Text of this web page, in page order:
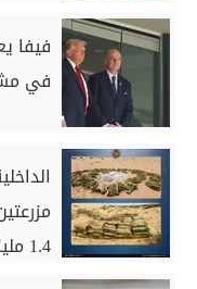
فيفا
في
1.4 مليار جنيه